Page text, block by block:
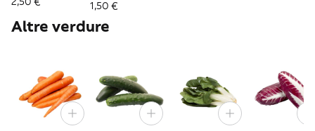
1,50 €
Altre verdure